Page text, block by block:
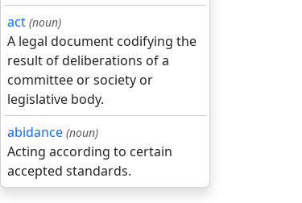
act (noun)
A legal document codifying the
result of deliberations of a
committee or society or
legislative body.
abidance (noun)
Acting according to certain
accepted standards.